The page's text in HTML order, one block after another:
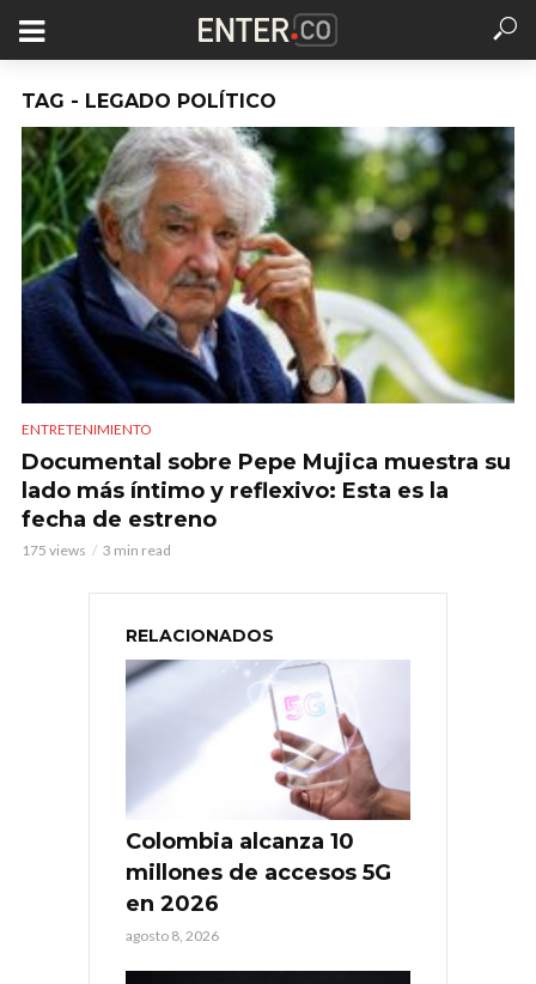
TAG - LEGADO POLÍTICO
ENTRETENIMIENTO
Documental sobre Pepe Mujica muestra su
lado más íntimo y reflexivo: Esta es la
fecha de estreno
175 views 3 min read
RELACIONADOS
Colombia alcanza 10
millones de accesos 5G
en 2026
agosto 8, 2026